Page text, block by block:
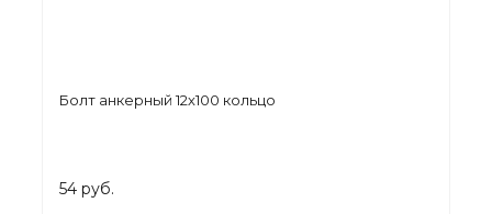
Болт анкерный 12х100 кольцо
54 руб.